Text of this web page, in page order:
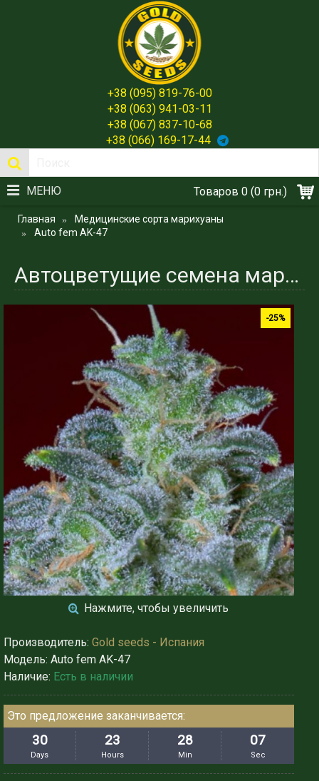
+38 (095) 819-76-00
+38 (063) 941-03-11
+38 (067) 837-10-68
+38 (066) 169-17-44
Товаров 0 (0 грн.)
МЕНЮ
Главная
Медицинские сорта марихуаны
Auto fem AK-47
Автоцветущие семена марихуаны феминизированные сорта AK-47 - Gold Seeds!
-25%
Нажмите, чтобы увеличить
Производитель: Gold seeds - Испания
Модель: Auto fem AK-47
Наличие: Есть в наличии
Это предложение заканчивается:
30
Days
23
Hours
28
Min
05
Sec